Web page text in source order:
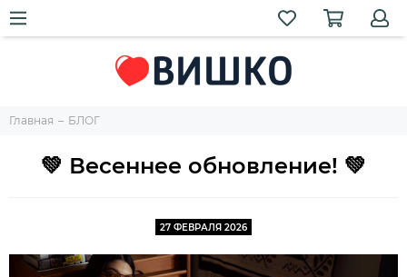
Главная БЛОГ
💚 Весеннее обновление! 💚
27 ФЕВРАЛЯ 2026